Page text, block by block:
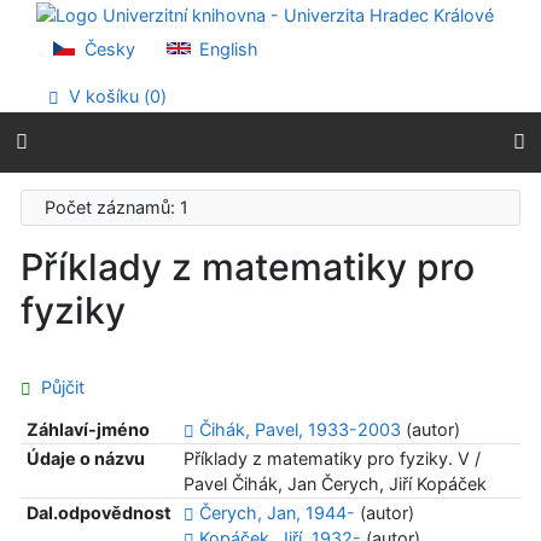
Přejít na obsah
Přejít na menu
Prohlášení o webové přístupnosti
Česky English
V košíku (0)
Počet záznamů: 1
Příklady z matematiky pro
fyziky
Půjčit
Záhlaví-jméno Čihák, Pavel, 1933-2003 (autor)
Údaje o názvu
Příklady z matematiky pro fyziky. V /
Pavel Čihák, Jan Čerych, Jiří Kopáček
Dal.odpovědnost
Čerych, Jan, 1944- (autor)